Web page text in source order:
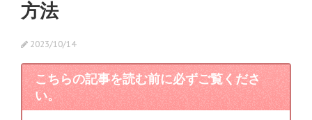
方法
2023/10/14
こちらの記事を読む前に必ずご覧くださ
い。